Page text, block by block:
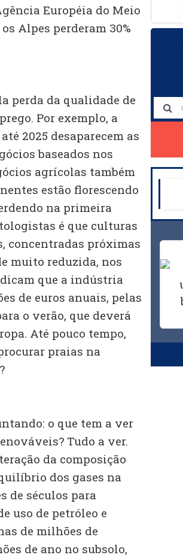
Européia do Meio
Alpes perderam 30%
perda da qualidade de
Por exemplo, a
2025 desaparecem as
baseados nos
agrícolas também
estão florescendo
na primeira
é que culturas
concentradas próximas
muito reduzida, nos
que a indústria
de euros anuais, pelas
o verão, que deverá
Até pouco tempo,
praias na
o que tem a ver
Tudo a ver.
da composição
dos gases na
de séculos para
uso de petróleo e
de milhões de
de ano no subsolo,